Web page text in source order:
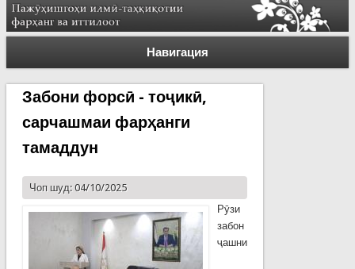
Навигация
Забони форсӣ - тоҷикӣ,
сарчашмаи фарҳанги
тамаддун
Чоп шуд: 04/10/2025
Рӯзи
забон
ҷашни